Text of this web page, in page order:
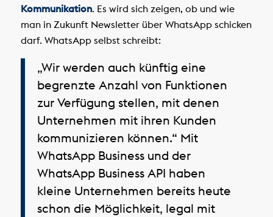
Kommunikation. Es wird sich zeigen, ob und wie
man in Zukunft Newsletter über WhatsApp schicken
darf. WhatsApp selbst schreibt:
„Wir werden auch künftig eine
begrenzte Anzahl von Funktionen
zur Verfügung stellen, mit denen
Unternehmen mit ihren Kunden
kommunizieren können.“ Mit
WhatsApp Business und der
WhatsApp Business API haben
kleine Unternehmen bereits heute
schon die Möglichkeit, legal mit